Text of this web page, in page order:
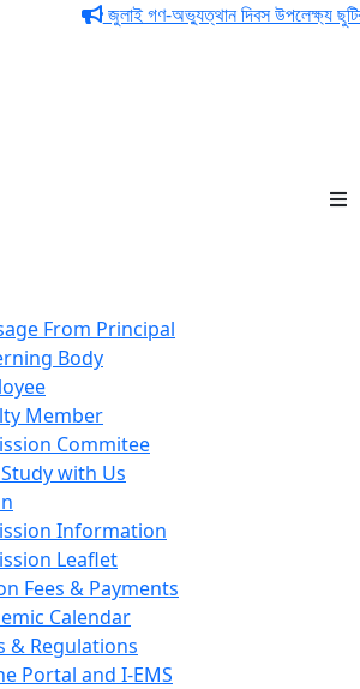
জুলাই গণ-অভ্যুত্থান দিবস উপলেক্ষ্য ছুটির
(CPI)
From Principal
Body
Member
Commitee
with Us
Information
Leaflet
Fees & Payments
Calendar
& Regulations
Portal and I-EMS